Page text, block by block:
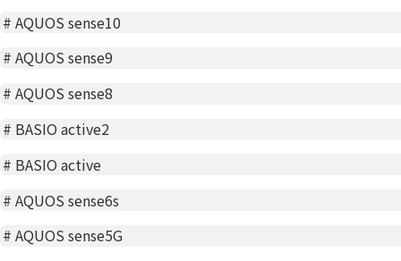
#AQUOS sense10
#AQUOS sense9
#AQUOS sense8
# BASIO active2
# BASIO active
#AQUOS sense6s
#AQUOS sense5G